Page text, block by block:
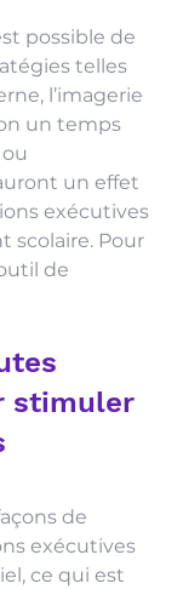
possible de
telles
l’imagerie
un temps
un effet
exécutives
scolaire. Pour
de
stimuler
exécutives
ce qui est